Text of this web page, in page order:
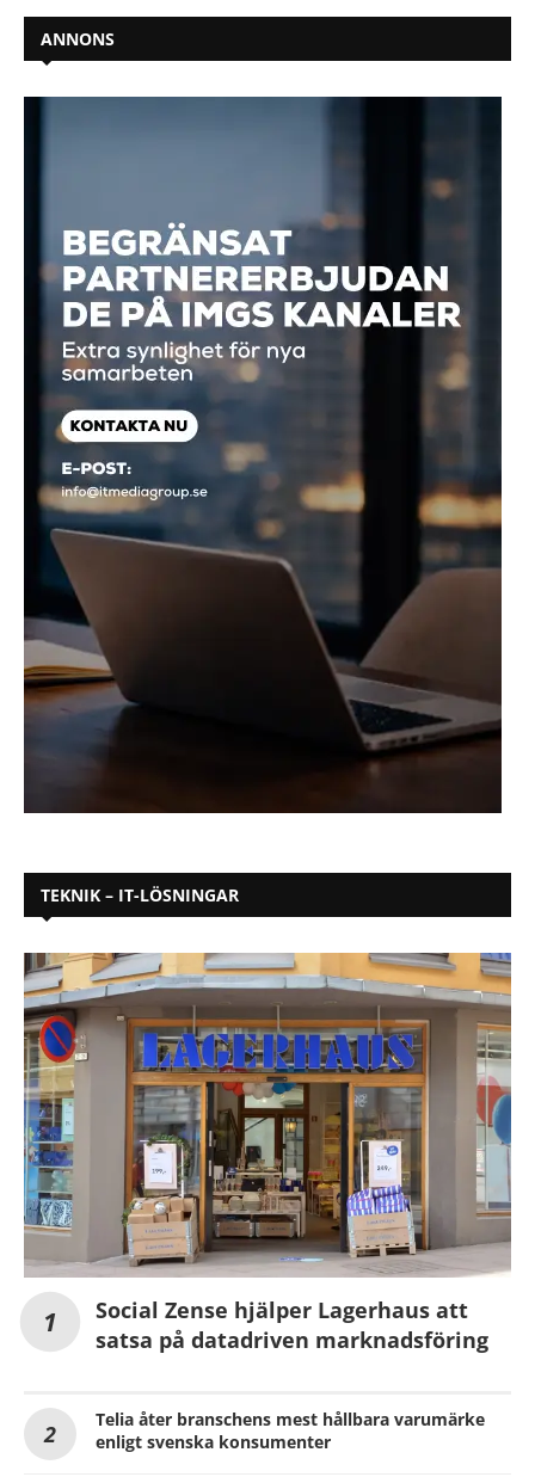
ANNONS
TEKNIK – IT-LÖSNINGAR
Social Zense hjälper Lagerhaus att
satsa på datadriven marknadsföring
Telia åter branschens mest hållbara varumärke
enligt svenska konsumenter